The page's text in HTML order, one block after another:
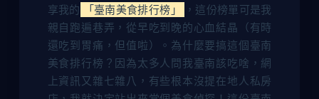
享我的
「臺南美食排行榜」
，這份榜單可是我
親自跑遍巷弄，從早吃到晚的心血結晶（有時
還吃到胃痛，但值啦）。為什麼要搞這個臺南
美食排行榜？因為太多人問我臺南該吃啥，網
上資訊又雜七雜八，有些根本沒提在地人私房